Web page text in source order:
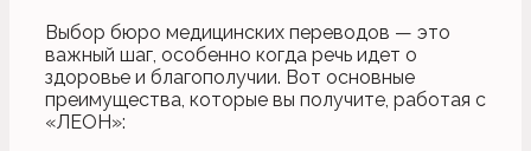
Выбор бюро медицинских переводов — это
важный шаг, особенно когда речь идет о
здоровье и благополучии. Вот основные
преимущества, которые вы получите, работая с
«ЛЕОН»: